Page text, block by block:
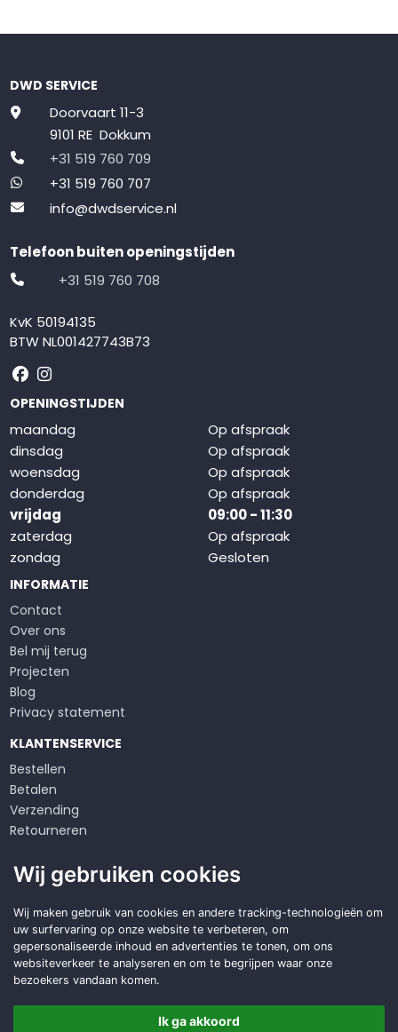
DWD SERVICE
Doorvaart 11-3
9101 RE Dokkum
+31 519 760 709
+31 519 760 707
info@dwdservice.nl
Telefoon buiten openingstijden
+31 519 760 708
KvK 50194135
BTW NL001427743B73
Volg ons op Facebook
Volg ons op Instagram
OPENINGSTIJDEN
maandag
Op afspraak
dinsdag
Op afspraak
woensdag
Op afspraak
donderdag
Op afspraak
vrijdag
09:00 - 11:30
zaterdag
Op afspraak
zondag
Gesloten
INFORMATIE
Contact
Over ons
Bel mij terug
Projecten
Blog
Privacy statement
KLANTENSERVICE
Bestellen
Betalen
Verzending
Retourneren
Algemene voorwaarden
Op zoek naar een
duurzameoplossing?
Offerte aanvragen
Wij gebruiken cookies
Wij maken gebruik van cookies en andere tracking-technologieën om
uw surfervaring op onze website te verbeteren, om
gepersonaliseerde inhoud en advertenties te tonen, om ons
websiteverkeer te analyseren en om te begrijpen waar onze
bezoekers vandaan komen.
Ik ga akkoord